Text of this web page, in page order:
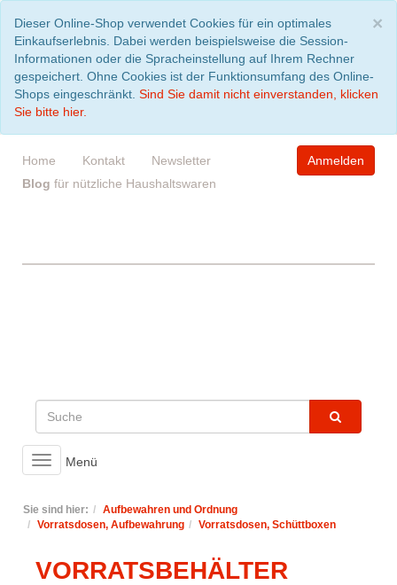
×
Dieser Online-Shop verwendet Cookies für ein optimales
Einkaufserlebnis. Dabei werden beispielsweise die Session-
Informationen oder die Spracheinstellung auf Ihrem Rechner
gespeichert. Ohne Cookies ist der Funktionsumfang des Online-
Shops eingeschränkt. Sind Sie damit nicht einverstanden, klicken
Sie bitte hier.
Home Kontakt
Newsletter
Blog für nützliche Haushaltswaren
Anmelden
Toggle
navigation
Menü
Sie sind hier:
Aufbewahren und Ordnung
Vorratsdosen, Aufbewahrung
Vorratsdosen, Schüttboxen
VORRATSBEHÄLTER